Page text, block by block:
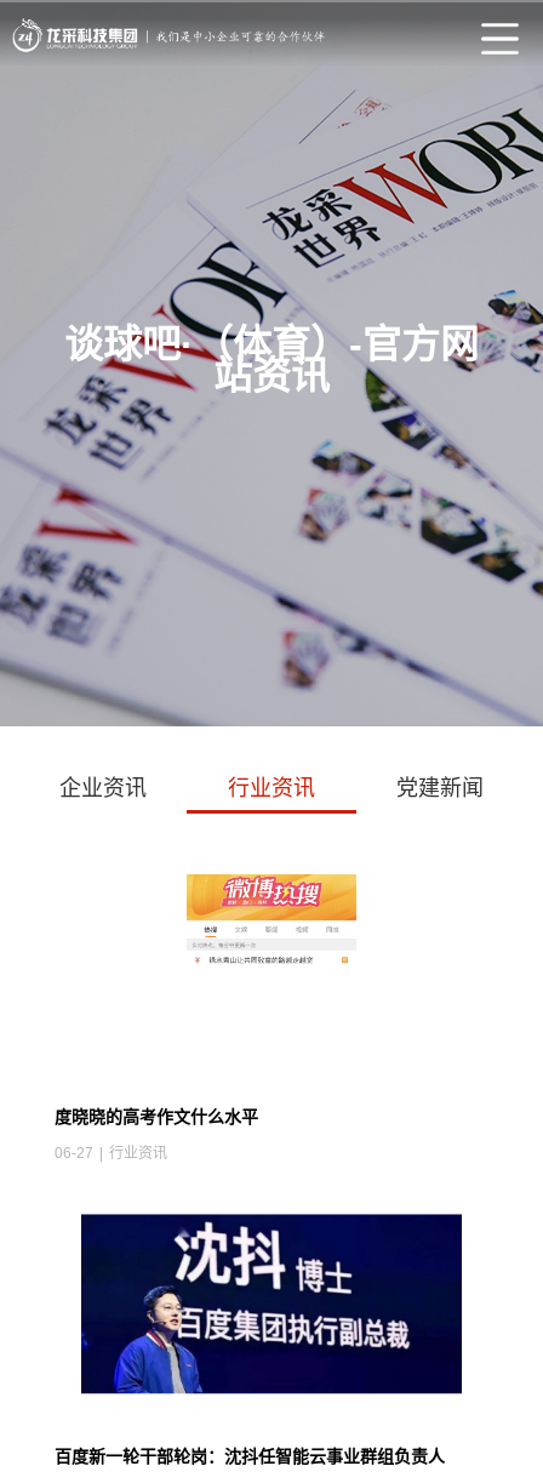
谈球吧·（体育）-官方网
站资讯
企业资讯 行业资讯 党建新闻
度晓晓的高考作文什么水平
06-27 行业资讯
百度新一轮干部轮岗：沈抖任智能云事业群组负责人